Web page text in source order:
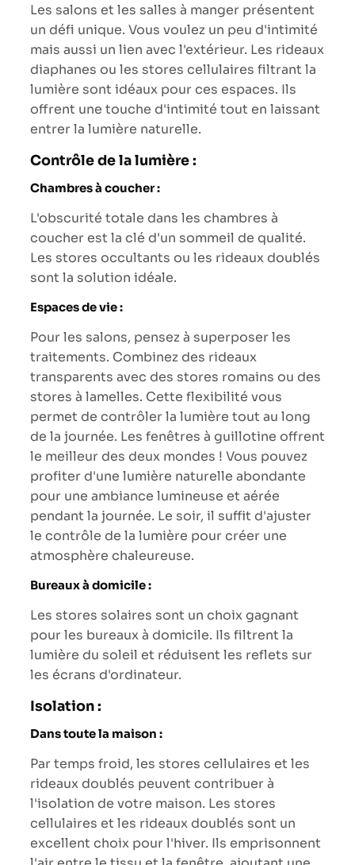
Les salons et les salles à manger présentent
un défi unique. Vous voulez un peu d'intimité
mais aussi un lien avec l'extérieur. Les rideaux
diaphanes ou les stores cellulaires filtrant la
lumière sont idéaux pour ces espaces. Ils
offrent une touche d'intimité tout en laissant
entrer la lumière naturelle.
Contrôle de la lumière :
Chambres à coucher :
L'obscurité totale dans les chambres à
coucher est la clé d'un sommeil de qualité.
Les stores occultants ou les rideaux doublés
sont la solution idéale.
Espaces de vie :
Pour les salons, pensez à superposer les
traitements. Combinez des rideaux
transparents avec des stores romains ou des
stores à lamelles. Cette flexibilité vous
permet de contrôler la lumière tout au long
de la journée. Les fenêtres à guillotine offrent
le meilleur des deux mondes ! Vous pouvez
profiter d'une lumière naturelle abondante
pour une ambiance lumineuse et aérée
pendant la journée. Le soir, il suffit d'ajuster
le contrôle de la lumière pour créer une
atmosphère chaleureuse.
Bureaux à domicile :
Les stores solaires sont un choix gagnant
pour les bureaux à domicile. Ils filtrent la
lumière du soleil et réduisent les reflets sur
les écrans d'ordinateur.
Isolation :
Dans toute la maison :
Par temps froid, les stores cellulaires et les
rideaux doublés peuvent contribuer à
l'isolation de votre maison. Les stores
cellulaires et les rideaux doublés sont un
excellent choix pour l'hiver. Ils emprisonnent